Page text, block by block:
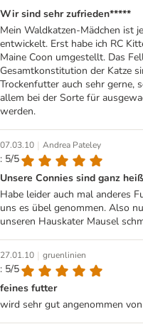
Wir sind sehr zufrieden*****
Mein Waldkatzen-Mädchen ist
entwickelt. Erst habe ich RC
Maine Coon umgestellt. Das
Gesamtkonstitution der Katze
Trockenfutter auch sehr gerne,
allem bei der Sorte für
werden.
07.03.10 | Andrea Pateley
: 5/5
Unsere Connies sind ganz
Habe leider auch mal anderes
uns es übel genommen. Also
unseren Hauskater Mausel
27.01.10 | gruenlinien
: 5/5
feines futter
wird sehr gut angenommen